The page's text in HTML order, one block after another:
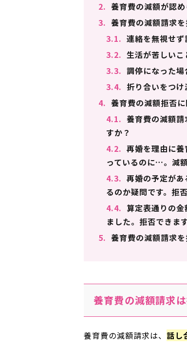
2. 養育費の減額が認
3. 養育費の減額請求
3.1. 連絡を無視せず
3.2. 生活が苦しいこ
3.3. 調停になった
3.4. 折り合いをつ
4. 養育費の減額拒否
4.1. 養育費の減額
すか？
4.2. 再婚を理由に
っているのに…。減
4.3. 再婚の予定が
るのか疑問です。拒
4.4. 算定表通りの
ました。拒否できま
5. 養育費の減額請求
養育費の減額請求
養育費の減額請求は、 話し